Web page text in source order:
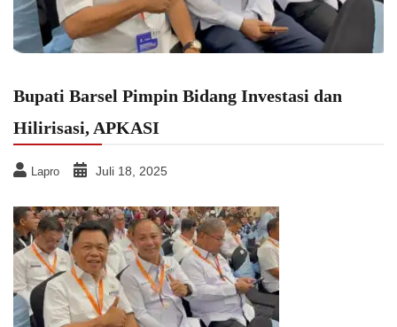
Bupati Barsel Pimpin Bidang Investasi dan
Hilirisasi, APKASI
Lapro Juli 18, 2025